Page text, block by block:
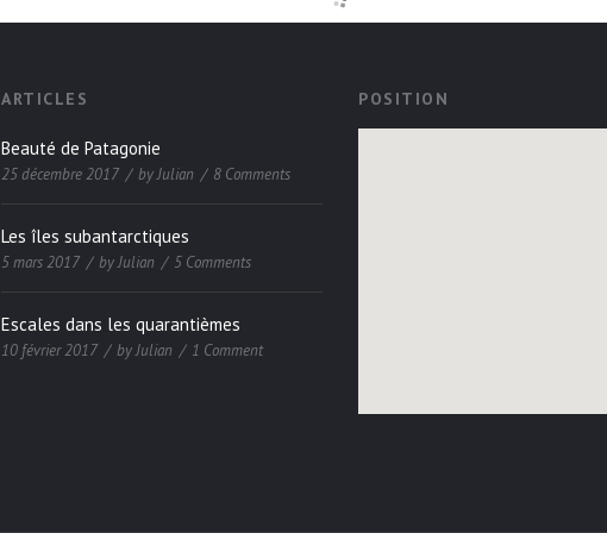
ARTICLES
Beauté de Patagonie
25 décembre 2017 byJulian 8 Comments
Les îles subantarctiques
5 mars 2017 byJulian 5 Comments
Escales dans les quarantièmes
10 février 2017 byJulian 1 Comment
POSITION